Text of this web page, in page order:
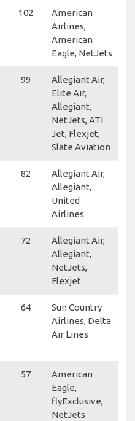
102
American
Airlines,
American
Eagle, NetJets
99
Allegiant Air,
Elite Air,
Allegiant,
NetJets, ATI
Jet, Flexjet,
Slate Aviation
82
Allegiant Air,
Allegiant,
United
Airlines
72
Allegiant Air,
Allegiant,
NetJets,
Flexjet
64
Sun Country
Airlines, Delta
Air Lines
57
American
Eagle,
flyExclusive,
NetJets